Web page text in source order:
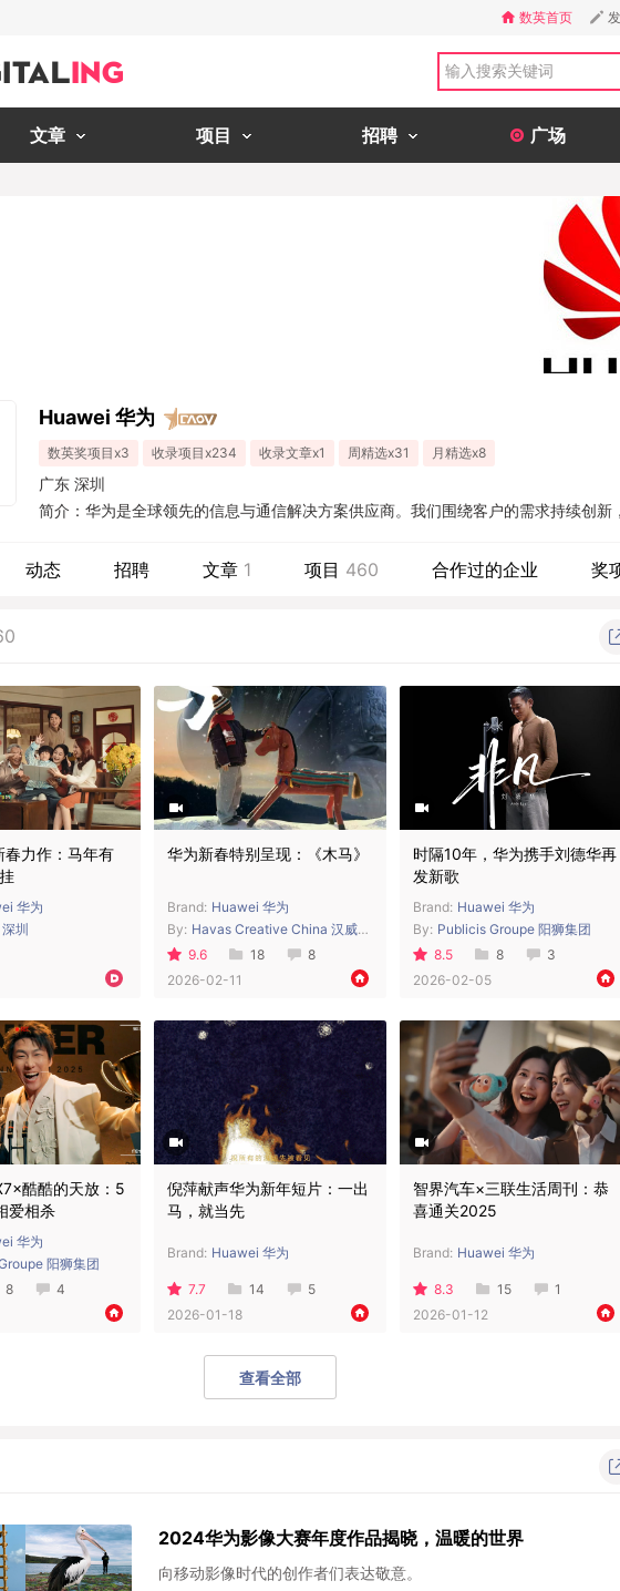
数英首页
文章 项目 招聘 广场
Huawei 华为
数英奖项目x3 收录项目x234 收录文章x1 周精选x31 月精选x8
广东 深圳
简介：华为是全球领先的信息与通信解决方案供应商。我们围绕客户的需求持续创新
优势。我们致力于为电信运营商、企业和消费者等提供有竞争力的 ICT 解决方案和服
动态 招聘 文章 1 项目 460 合作过的企业 奖
力作：马年有
华为
圳
华为新春特别呈现：《木马》
Brand: Huawei 华为
By: Havas Creative China 汉威士创意
9.6
18
8
2026-02-11
时隔10年，华为携手刘德华再
发新歌
Brand: Huawei 华为
By: Publicis Groupe 阳狮集团
8.5
8
3
2026-02-05
酷酷的天放：5
爱相杀
华为
阳狮集团
8
4
倪萍献声华为新年短片：一出
马，就当先
Brand: Huawei 华为
7.7 14
5
2026-01-18
智界汽车×三联生活周刊：恭
喜通关2025
Brand: Huawei 华为
8.3 15
1
2026-01-12
查看全部
2024华为影像大赛年度作品揭晓，温暖的世界
向移动影像时代的创作者们表达敬意。